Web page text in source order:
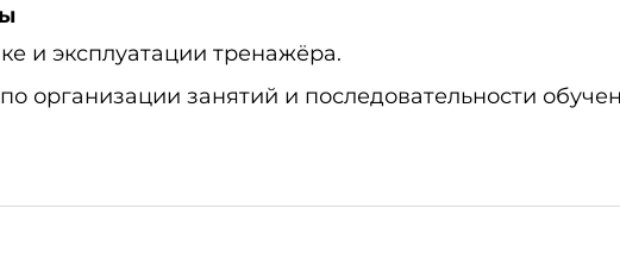
и эксплуатации тренажёра.
организации занятий и последовательности